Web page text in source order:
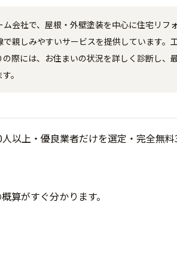
会社で、屋根・外壁塗装を中心に住宅リフ
親しみやすいサービスを提供しています
際には、お住まいの状況を詳しく診断し
。
算がすぐ分かります。